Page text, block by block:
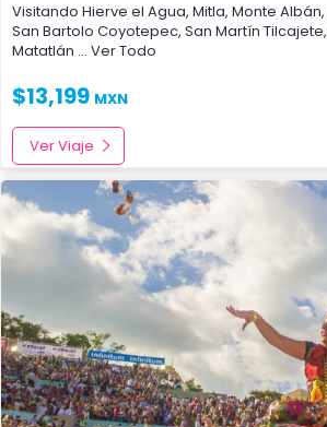
Visitando Hierve el Agua, Mitla, Monte Albán,
San Bartolo Coyotepec, San Martín Tilcajete,
Matatlán ... Ver Todo
$13,199 MXN
Ver Viaje